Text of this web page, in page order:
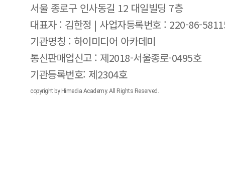
서울 종로구 인사동길 12 대일빌딩 7층
대표자 : 김한정 | 사업자등록번호 : 220-86-
기관명칭 : 하이미디어 아카데미
통신판매업신고 : 제2018-서울종로-0495호
기관등록번호: 제2304호
copyright by Himedia Academy. All Rights Reserved.